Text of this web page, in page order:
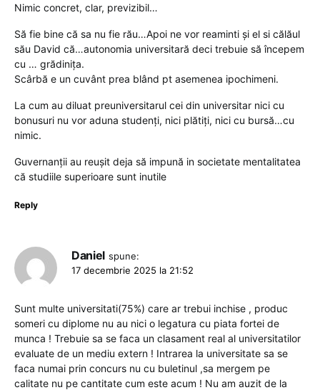
Nimic concret, clar, previzibil…
Să fie bine că sa nu fie rău…Apoi ne vor reaminti și el si călăul
său David că…autonomia universitară deci trebuie să începem
cu … grădinița.
Scârbă e un cuvânt prea blând pt asemenea ipochimeni.
La cum au diluat preuniversitarul cei din universitar nici cu
bonusuri nu vor aduna studenți, nici plătiți, nici cu bursă…cu
nimic.
Guvernanții au reușit deja să impună in societate mentalitatea
că studiile superioare sunt inutile
Reply
Daniel spune:
17 decembrie 2025 la 21:52
Sunt multe universitati(75%) care ar trebui inchise , produc
someri cu diplome nu au nici o legatura cu piata fortei de
munca ! Trebuie sa se faca un clasament real al universitatilor
evaluate de un mediu extern ! Intrarea la universitate sa se
faca numai prin concurs nu cu buletinul ,sa mergem pe
calitate nu pe cantitate cum este acum ! Nu am auzit de la